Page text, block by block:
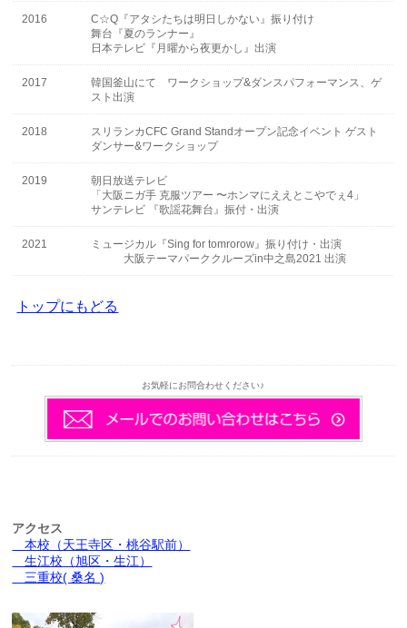
2016
C☆Q『アタシたちは明日しかない』振り付け
舞台『夏のランナー』
日本テレビ『月曜から夜更かし』出演
2017
韓国釜山にて ワークショップ&ダンスパフォーマンス、ゲ
スト出演
2018
スリランカCFC Grand Standオープン記念イベント ゲスト
ダンサー&ワークショップ
2019
朝日放送テレビ
「大阪ニガ手 克服ツアー 〜ホンマにええとこやでぇ4」
サンテレビ 『歌謡花舞台』振付・出演
2021
ミュージカル『Sing for tomrorow』振り付け・出演
大阪テーマパーククルーズin中之島2021 出演
トップにもどる
お気軽にお問合わせください♪
アクセス
本校（天王寺区・桃谷駅前）
生江校（旭区・生江）
三重校( 桑名 )